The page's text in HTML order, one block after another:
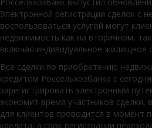
Электронной регистрации сделок с
воспользоваться услугой могут
недвижимость как на вторичном,
включая индивидуальное жилищное
Все сделки по приобретению
кредитом Россельхозбанка с
зарегистрировать электронным
экономит время участников сделки,
для клиентов проводится в момент
кредита, а срок регистрации